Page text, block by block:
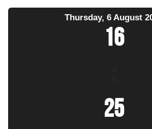
Thursday, 6 August
16
25